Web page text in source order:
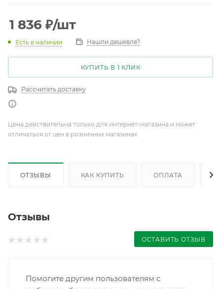
1 836 ₽/шт
Есть в наличии Нашли дешевле?
КУПИТЬ В 1 КЛИК
Рассчитать доставку
Цена действительна только для интернет-магазина и может
отличаться от цен в розничных магазинах
ОТЗЫВЫ КАК КУПИТЬ ОПЛАТА
Отзывы
ОСТАВИТЬ ОТЗЫВ
Помогите другим пользователям с